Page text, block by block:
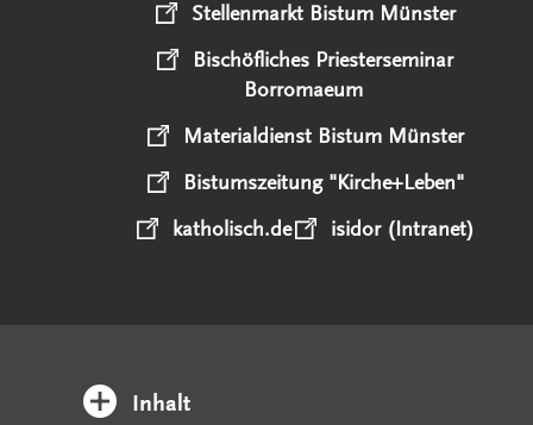
Stellenmarkt Bistum Münster
Bischöfliches Priesterseminar
Borromaeum
Materialdienst Bistum Münster
Bistumszeitung "Kirche+Leben"
katholisch.de
isidor (Intranet)
Inhalt